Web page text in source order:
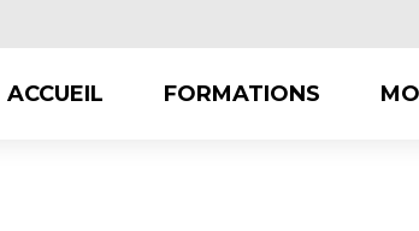
ACCUEIL FORMATIONS